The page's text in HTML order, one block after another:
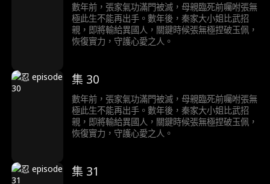
數年前，張家氣功滿門被滅，母親臨死前囑咐張無
極此生不能再出手。數年後，秦家大小姐比武招
親，即將輸給異國人，關鍵時候張無極捏破玉佩，
恢復實力，守護心愛之人。
集 30
數年前，張家氣功滿門被滅，母親臨死前囑咐張無
極此生不能再出手。數年後，秦家大小姐比武招
親，即將輸給異國人，關鍵時候張無極捏破玉佩，
恢復實力，守護心愛之人。
集 31